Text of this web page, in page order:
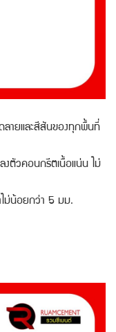
ายและสีสันของทุกพื้นที่
งตัวคอนกรีตเนื้อแน่น ไม่
น้อยกว่า 5 มม.